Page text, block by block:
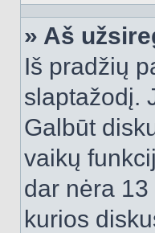
» Aš
Iš pradžių
slaptažodį.
Galbūt
vaikų
dar nėra
kurios